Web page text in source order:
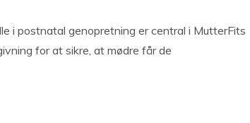
i postnatal genopretning er central i MutterFits
for at sikre, at mødre får de